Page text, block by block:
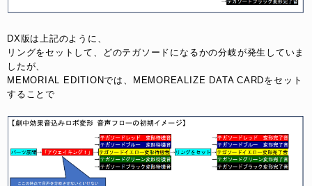
DX版は上記のように、
リングをセットして、どのテガソードになるかの分岐が発生していま
したが、
MEMORIAL EDITIONでは、MEMOREALIZE DATA CARDをセット
することで